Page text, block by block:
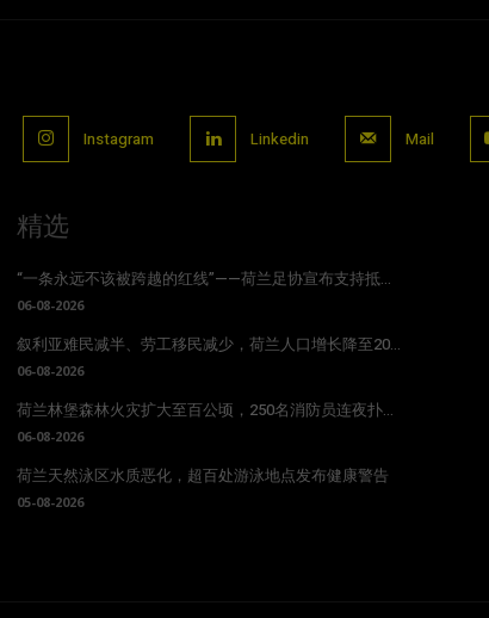
Instagram Linkedin Mail
精选
“一条永远不该被跨越的红线”——荷兰足协宣布支持抵...
06-08-2026
叙利亚难民减半、劳工移民减少，荷兰人口增长降至20...
06-08-2026
荷兰林堡森林火灾扩大至百公顷，250名消防员连夜扑...
06-08-2026
荷兰天然泳区水质恶化，超百处游泳地点发布健康警告
05-08-2026